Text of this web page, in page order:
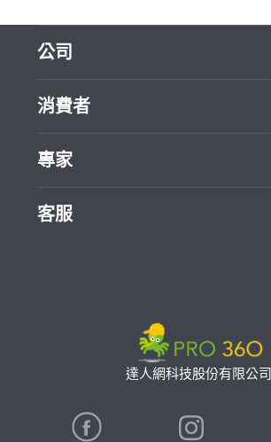
達人網科技股份有限公司
公司
關於我們
部落格
加入我們
消費者
買服務
熱門服務
關鍵字搜尋
專家
找案件
特約專家
客服
信任與保障